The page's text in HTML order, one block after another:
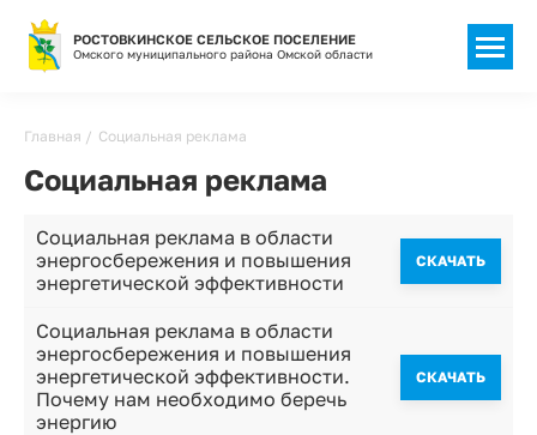
РОСТОВКИНСКОЕ СЕЛЬСКОЕ ПОСЕЛЕНИЕ
Омского муниципального района Омской области
Строка
навигации
Главная Социальная реклама
Социальная реклама
Социальная реклама в области
энергосбережения и повышения
энергетической эффективности
CКАЧАТЬ
Социальная реклама в области
энергосбережения и повышения
энергетической эффективности.
Почему нам необходимо беречь
энергию
CКАЧАТЬ